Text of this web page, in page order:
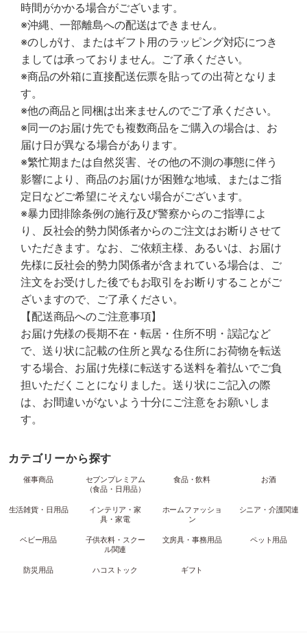
時間がかかる場合がございます。
※沖縄、一部離島への配送はできません。
※のしがけ、またはギフト用のラッピング対応につき
ましては承っておりません。ご了承ください。
※商品の外箱に直接配送伝票を貼っての出荷となりま
す。
※他の商品と同梱は出来ませんのでご了承ください。
※同一のお届け先でも複数商品をご購入の場合は、お
届け日が異なる場合があります。
※繁忙期または自然災害、その他の不測の事態に伴う
影響により、商品のお届けが困難な地域、またはご指
定日などご希望にそえない場合がございます。
※暴力団排除条例の施行及び警察からのご指導によ
り、反社会的勢力関係者からのご注文はお断りさせて
いただきます。なお、ご依頼主様、あるいは、お届け
先様に反社会的勢力関係者が含まれている場合は、ご
注文をお受けした後でもお取引をお断りすることがご
ざいますので、ご了承ください。
【配送商品へのご注意事項】
お届け先様の長期不在・転居・住所不明・誤記など
で、送り状に記載の住所と異なる住所にお荷物を転送
する場合、お届け先様に転送する送料を着払いでご負
担いただくことになりました。送り状にご記入の際
は、お間違いがないよう十分にご注意をお願いしま
す。
カテゴリーから探す
催事商品
セブンプレミアム
（食品・日用品）
食品・飲料 お酒
生活雑貨・日用品
インテリア・家
具・家電
ホームファッショ
ン
シニア・介護関連
ベビー用品
子供衣料・スクー
ル関連
文房具・事務用品 ペット用品
防災用品 ハコストック ギフト